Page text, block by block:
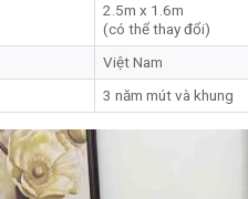
2.5m x 1.6m
(có thể thay đổi)
Việt Nam
3 năm mút và khung